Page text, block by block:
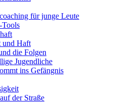
für junge Leute
und Haft
die Folgen
Jugendliche
ins Gefängnis
der Straße